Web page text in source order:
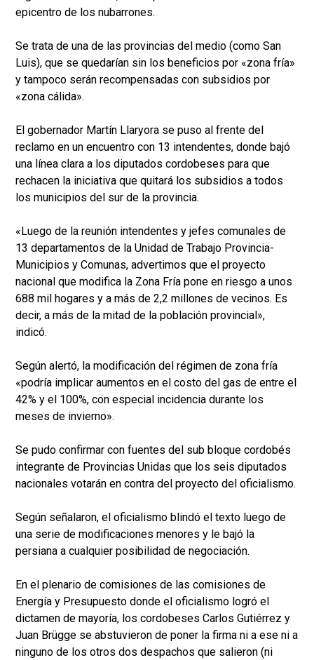
epicentro de los nubarrones.
Se trata de una de las provincias del medio (como San
Luis), que se quedarían sin los beneficios por «zona fría»
y tampoco serán recompensadas con subsidios por
«zona cálida».
El gobernador Martín Llaryora se puso al frente del
reclamo en un encuentro con 13 intendentes, donde bajó
una línea clara a los diputados cordobeses para que
rechacen la iniciativa que quitará los subsidios a todos
los municipios del sur de la provincia.
«Luego de la reunión intendentes y jefes comunales de
13 departamentos de la Unidad de Trabajo Provincia-
Municipios y Comunas, advertimos que el proyecto
nacional que modifica la Zona Fría pone en riesgo a unos
688 mil hogares y a más de 2,2 millones de vecinos. Es
decir, a más de la mitad de la población provincial»,
indicó.
Según alertó, la modificación del régimen de zona fría
«podría implicar aumentos en el costo del gas de entre el
42% y el 100%, con especial incidencia durante los
meses de invierno».
Se pudo confirmar con fuentes del sub bloque cordobés
integrante de Provincias Unidas que los seis diputados
nacionales votarán en contra del proyecto del oficialismo.
Según señalaron, el oficialismo blindó el texto luego de
una serie de modificaciones menores y le bajó la
persiana a cualquier posibilidad de negociación.
En el plenario de comisiones de las comisiones de
Energía y Presupuesto donde el oficialismo logró el
dictamen de mayoría, los cordobeses Carlos Gutiérrez y
Juan Brügge se abstuvieron de poner la firma ni a ese ni a
ninguno de los otros dos despachos que salieron (ni